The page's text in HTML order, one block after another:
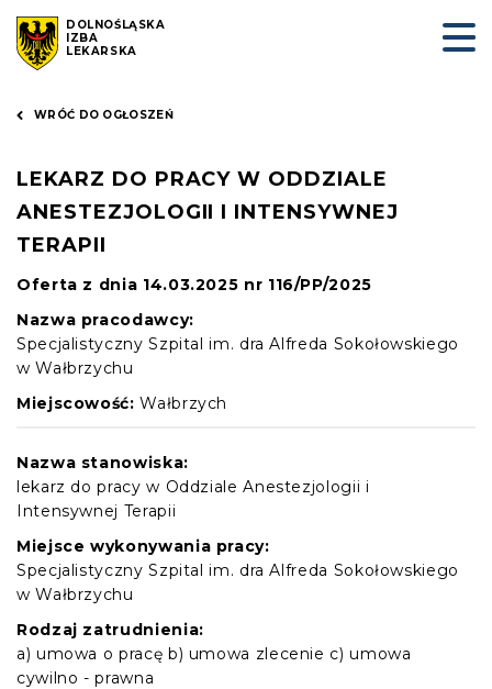
DOLNOŚLĄSKA
IZBA
LEKARSKA
WRÓĆ DO OGŁOSZEŃ
LEKARZ DO PRACY W ODDZIALE
ANESTEZJOLOGII I INTENSYWNEJ
TERAPII
Oferta z dnia 14.03.2025 nr 116/PP/2025
Nazwa pracodawcy:
Specjalistyczny Szpital im. dra Alfreda Sokołowskiego
w Wałbrzychu
Miejscowość: Wałbrzych
Nazwa stanowiska:
lekarz do pracy w Oddziale Anestezjologii i
Intensywnej Terapii
Miejsce wykonywania pracy:
Specjalistyczny Szpital im. dra Alfreda Sokołowskiego
w Wałbrzychu
Rodzaj zatrudnienia:
a) umowa o pracę b) umowa zlecenie c) umowa
cywilno - prawna